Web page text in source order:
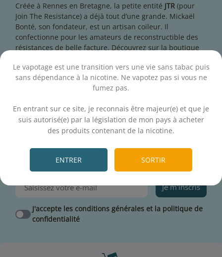
Le vapotage est une transition vers une vie sans tabac puis
sans dépendance à la nicotine. Ne vapotez pas si vous ne
fumez pas.
En entrant sur ce site, je reconnais être majeur(e) et que je
suis autorisé(e) par la législation de mon pays à acheter
des produits contenant de la nicotine.
ENTRER SORTIR
Créée à Rennes en Bretagne, la petite entité JTR (pour
Join The Resistance) a déjà tout d’une grande. Mickaël
Bonté, son fondateur, est un artisan coileur. Il
confectionne pour les amateurs de reconstructible des
résistances de belle facture. Découvrez sur la boutique
pas à nous solliciter si vous avez besoin de conseils pour
choisir un coil JTR adapté à votre matériel.
Newsletter
Inscrivez-vous à la newsletter et découvrez toute
l'actualité et les bons plans de la boutique
Je m'inscris
J'accepte les conditions générales et la politique de
confidentialité